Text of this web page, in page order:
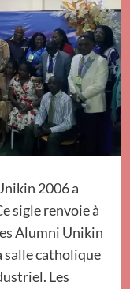
2006 a
sigle renvoie à
Alumni Unikin
salle catholique
Les